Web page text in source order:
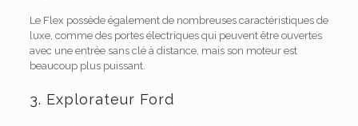
Le Flex possède également de nombreuses caractéristiques de
luxe, comme des portes électriques qui peuvent être ouvertes
avec une entrée sans clé à distance, mais son moteur est
beaucoup plus puissant.
3. Explorateur Ford